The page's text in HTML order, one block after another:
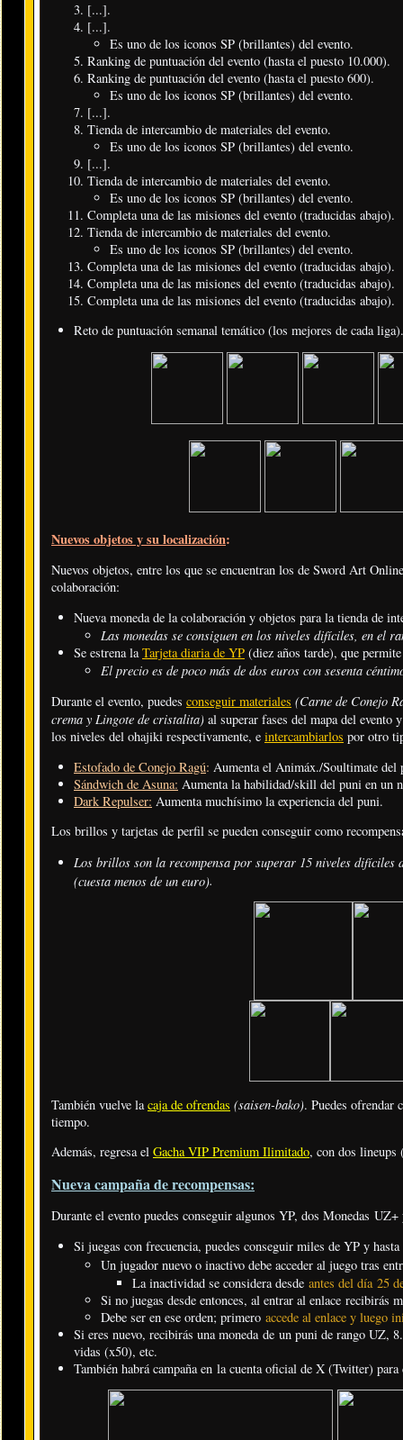
[...].
[...].
Es uno de los iconos SP (brillantes) del evento.
Ranking de puntuación del evento (hasta el puesto 10.000).
Ranking de puntuación del evento (hasta el puesto 600).
Es uno de los iconos SP (brillantes) del evento.
[...].
Tienda de intercambio de materiales del evento.
Es uno de los iconos SP (brillantes) del evento.
[...].
Tienda de intercambio de materiales del evento.
Es uno de los iconos SP (brillantes) del evento.
Completa una de las misiones del evento (traducidas abajo).
Tienda de intercambio de materiales del evento.
Es uno de los iconos SP (brillantes) del evento.
Completa una de las misiones del evento (traducidas abajo).
Completa una de las misiones del evento (traducidas abajo).
Completa una de las misiones del evento (traducidas abajo).
Reto de puntuación semanal temático (los mejores de cada liga).
Nuevos objetos y su localización:
Nuevos objetos, entre los que se encuentran los de Sword Art
colaboración:
Nueva moneda de la colaboración y objetos para la tienda de
Las monedas se consiguen en los niveles difíciles, en el
Se estrena la Tarjeta diaria de YP (diez años tarde), que
El precio es de poco más de dos euros con sesenta
Durante el evento, puedes conseguir materiales (Carne de Conejo
crema y Lingote de cristalita) al superar fases del mapa del evento
los niveles del ohajiki respectivamente, e intercambiarlos por otro
Estofado de Conejo Ragú: Aumenta el Animáx./Soultimate del
Sándwich de Asuna: Aumenta la habilidad/skill del puni en un
Dark Repulser: Aumenta muchísimo la experiencia del puni.
Los brillos y tarjetas de perfil se pueden conseguir como
Los brillos son la recompensa por superar 15 niveles difíciles
(cuesta menos de un euro).
También vuelve la caja de ofrendas (saisen-bako). Puedes ofrendar
tiempo.
Además, regresa el Gacha VIP Premium Ilimitado, con dos lineups
Nueva campaña de recompensas:
Durante el evento puedes conseguir algunos YP, dos Monedas UZ+
Si juegas con frecuencia, puedes conseguir miles de YP y
Un jugador nuevo o inactivo debe acceder al juego tras
La inactividad se considera desde antes del día 25
Si no juegas desde entonces, al entrar al enlace recibirás
Debe ser en ese orden; primero accede al enlace y luego
Si eres nuevo, recibirás una moneda de un puni de rango
vidas (x50), etc.
También habrá campaña en la cuenta oficial de X (Twitter)